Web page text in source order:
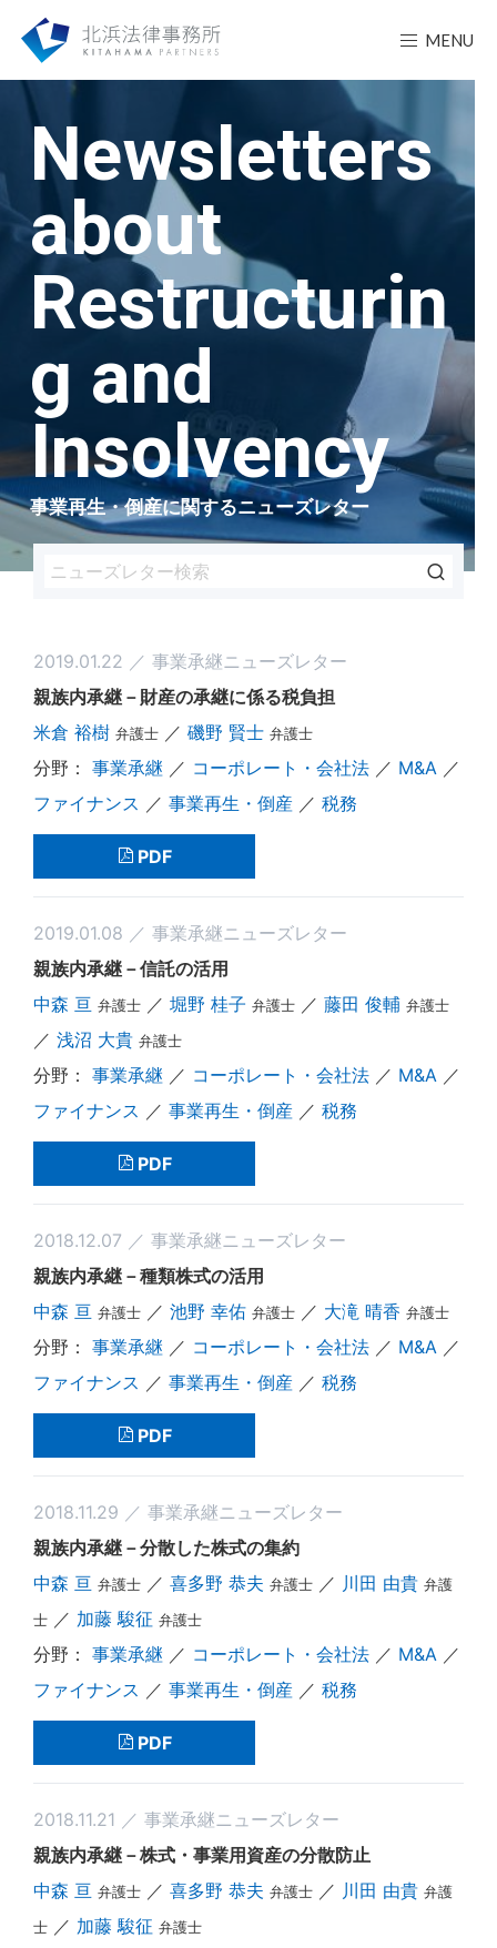
MENU
Newsletters
about
Restructurin
g and
Insolvency
事業再生・倒産に関するニューズレター
2019.01.22 ／ 事業承継ニューズレター
親族内承継－財産の承継に係る税負担
米倉 裕樹 弁護士 ／ 磯野 賢士 弁護士
事業承継 ／ コーポレート・会社法 ／ M&A ／
ファイナンス ／ 事業再生・倒産 ／ 税務
PDF
2019.01.08 ／ 事業承継ニューズレター
親族内承継－信託の活用
中森 亘 弁護士 ／ 堀野 桂子 弁護士 ／ 藤田 俊輔 弁護士
／ 浅沼 大貴 弁護士
事業承継 ／ コーポレート・会社法 ／ M&A ／
ファイナンス ／ 事業再生・倒産 ／ 税務
PDF
2018.12.07 ／ 事業承継ニューズレター
親族内承継－種類株式の活用
中森 亘 弁護士 ／ 池野 幸佑 弁護士 ／ 大滝 晴香 弁護士
事業承継 ／ コーポレート・会社法 ／ M&A ／
ファイナンス ／ 事業再生・倒産 ／ 税務
PDF
2018.11.29 ／ 事業承継ニューズレター
親族内承継－分散した株式の集約
中森 亘 弁護士 ／ 喜多野 恭夫 弁護士 ／ 川田 由貴 弁護
士 ／ 加藤 駿征 弁護士
事業承継 ／ コーポレート・会社法 ／ M&A ／
ファイナンス ／ 事業再生・倒産 ／ 税務
PDF
2018.11.21 ／ 事業承継ニューズレター
親族内承継－株式・事業用資産の分散防止
中森 亘 弁護士 ／ 喜多野 恭夫 弁護士 ／ 川田 由貴 弁護
士 ／ 加藤 駿征 弁護士